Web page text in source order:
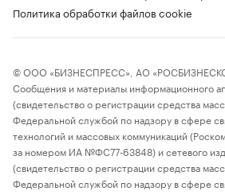
Политика обработки файлов cookie
© ООО «БИЗНЕСПРЕСС», АО
Сообщения и материалы информационного
(свидетельство о регистрации средства
Федеральной службой по надзору в сфере
технологий и массовых коммуникаций
за номером ИА №ФС77-63848) и сетевого
(свидетельство о регистрации средства
Федеральной службой по надзору в сфере